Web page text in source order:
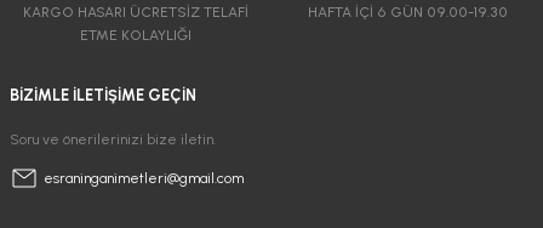
KARGO HASARI ÜCRETSİZ TELAFİ
ETME KOLAYLIĞI
HAFTA İÇİ 6 GÜN 09.00-19.30
BİZİMLE İLETİŞİME GEÇİN
Soru ve önerilerinizi bize iletin.
esraninganimetleri@gmail.com